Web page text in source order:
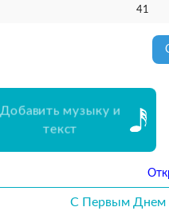
41
Добавить музыку и
текст
С Первым Днем